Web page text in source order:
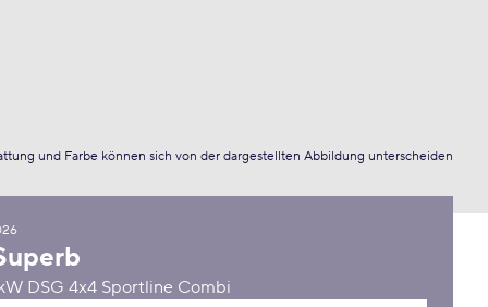
und Farbe können sich von der dargestellten Abbildung unterscheiden
DSG 4x4 Sportline Combi